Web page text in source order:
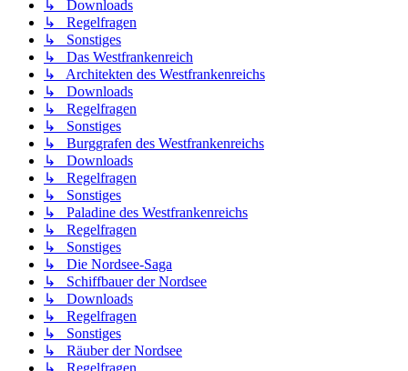
↳ Downloads
↳ Regelfragen
↳ Sonstiges
↳ Das Westfrankenreich
↳ Architekten des Westfrankenreichs
↳ Downloads
↳ Regelfragen
↳ Sonstiges
↳ Burggrafen des Westfrankenreichs
↳ Downloads
↳ Regelfragen
↳ Sonstiges
↳ Paladine des Westfrankenreichs
↳ Regelfragen
↳ Sonstiges
↳ Die Nordsee-Saga
↳ Schiffbauer der Nordsee
↳ Downloads
↳ Regelfragen
↳ Sonstiges
↳ Räuber der Nordsee